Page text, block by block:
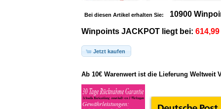
Bei diesen Artikel erhalten Sie: 10900
Winpoints JACKPOT liegt bei:
Jetzt kaufen
Ab 10€ Warenwert ist die Lieferung Weltweit